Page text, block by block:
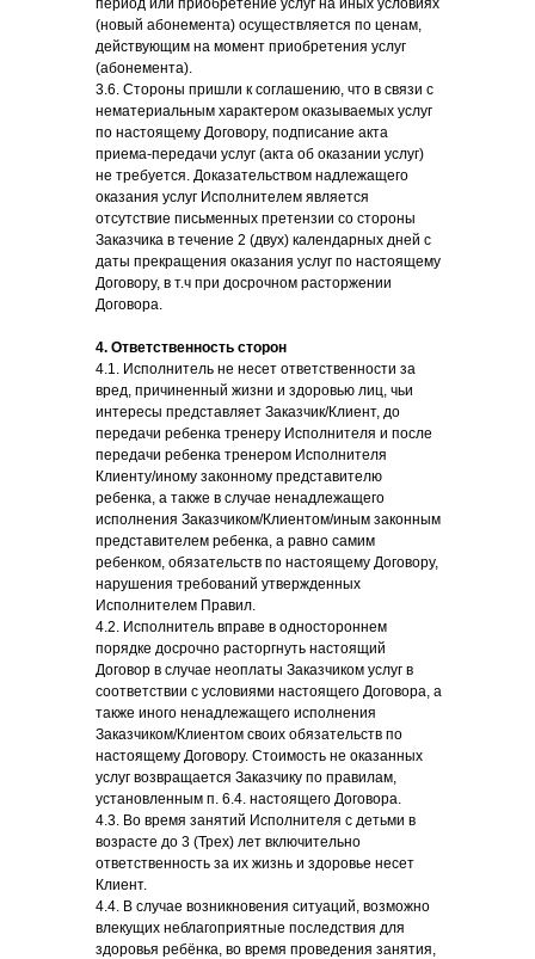
период или приобретение услуг на иных условиях
(новый абонемента) осуществляется по ценам,
действующим на момент приобретения услуг
(абонемента).
3.6. Стороны пришли к соглашению, что в связи с
нематериальным характером оказываемых услуг
по настоящему Договору, подписание акта
приема-передачи услуг (акта об оказании услуг)
не требуется. Доказательством надлежащего
оказания услуг Исполнителем является
отсутствие письменных претензии со стороны
Заказчика в течение 2 (двух) календарных дней с
даты прекращения оказания услуг по настоящему
Договору, в т.ч при досрочном расторжении
Договора.
4. Ответственность сторон
4.1. Исполнитель не несет ответственности за
вред, причиненный жизни и здоровью лиц, чьи
интересы представляет Заказчик/Клиент, до
передачи ребенка тренеру Исполнителя и после
передачи ребенка тренером Исполнителя
Клиенту/иному законному представителю
ребенка, а также в случае ненадлежащего
исполнения Заказчиком/Клиентом/иным законным
представителем ребенка, а равно самим
ребенком, обязательств по настоящему Договору,
нарушения требований утвержденных
Исполнителем Правил.
4.2. Исполнитель вправе в одностороннем
порядке досрочно расторгнуть настоящий
Договор в случае неоплаты Заказчиком услуг в
соответствии с условиями настоящего Договора, а
также иного ненадлежащего исполнения
Заказчиком/Клиентом своих обязательств по
настоящему Договору. Стоимость не оказанных
услуг возвращается Заказчику по правилам,
установленным п. 6.4. настоящего Договора.
4.3. Во время занятий Исполнителя с детьми в
возрасте до 3 (Трех) лет включительно
ответственность за их жизнь и здоровье несет
Клиент.
4.4. В случае возникновения ситуаций, возможно
влекущих неблагоприятные последствия для
здоровья ребёнка, во время проведения занятия,